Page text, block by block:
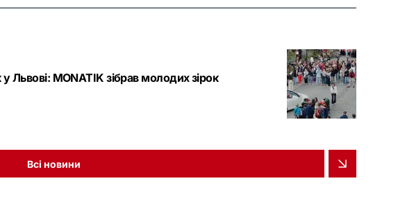
Львові: MONATIK зібрав молодих зірок
Всі новини